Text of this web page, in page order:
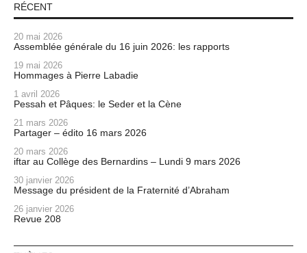
RÉCENT
20 mai 2026
Assemblée générale du 16 juin 2026: les rapports
19 mai 2026
Hommages à Pierre Labadie
1 avril 2026
Pessah et Pâques: le Seder et la Cène
21 mars 2026
Partager – édito 16 mars 2026
20 mars 2026
iftar au Collège des Bernardins – Lundi 9 mars 2026
30 janvier 2026
Message du président de la Fraternité d’Abraham
26 janvier 2026
Revue 208